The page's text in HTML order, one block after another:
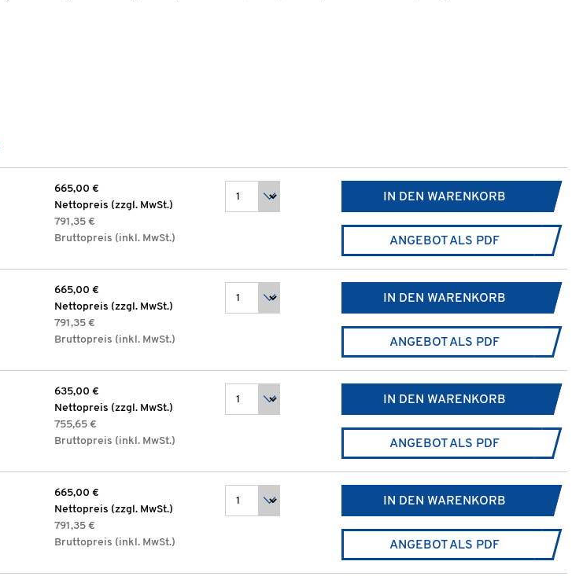
665,00 €
Nettopreis (zzgl. MwSt.)
791,35 €
Bruttopreis (inkl. MwSt.)
IN DEN WARENKORB
ANGEBOT ALS PDF
665,00 €
Nettopreis (zzgl. MwSt.)
791,35 €
Bruttopreis (inkl. MwSt.)
IN DEN WARENKORB
ANGEBOT ALS PDF
635,00 €
Nettopreis (zzgl. MwSt.)
755,65 €
Bruttopreis (inkl. MwSt.)
IN DEN WARENKORB
ANGEBOT ALS PDF
665,00 €
Nettopreis (zzgl. MwSt.)
791,35 €
Bruttopreis (inkl. MwSt.)
IN DEN WARENKORB
ANGEBOT ALS PDF